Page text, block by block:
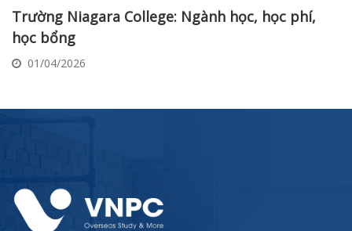
Trường Niagara College: Ngành học, học phí,
học bổng
01/04/2026